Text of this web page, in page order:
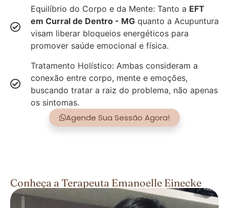
Equilíbrio do Corpo e da Mente: Tanto a EFT
em Curral de Dentro - MG quanto a Acupuntura
visam liberar bloqueios energéticos para
promover saúde emocional e física.
Tratamento Holístico: Ambas consideram a
conexão entre corpo, mente e emoções,
buscando tratar a raiz do problema, não apenas
os sintomas.
Agende Sua Sessão Agora!
Conheça a Terapeuta Emanoelle Einecke